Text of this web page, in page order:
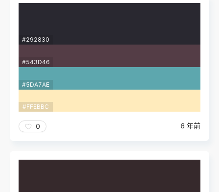
#292830
#543D46
#5DA7AE
#FFEBBC
0 6 年前